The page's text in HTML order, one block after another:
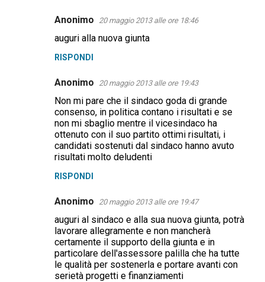
Anonimo 20 maggio 2013 alle ore 18:46
auguri alla nuova giunta
RISPONDI
Anonimo 20 maggio 2013 alle ore 19:43
Non mi pare che il sindaco goda di grande
consenso, in politica contano i risultati e se
non mi sbaglio mentre il vicesindaco ha
ottenuto con il suo partito ottimi risultati, i
candidati sostenuti dal sindaco hanno avuto
risultati molto deludenti
RISPONDI
Anonimo 20 maggio 2013 alle ore 19:47
auguri al sindaco e alla sua nuova giunta, potrà
lavorare allegramente e non mancherà
certamente il supporto della giunta e in
particolare dell'assessore palilla che ha tutte
le qualità per sostenerla e portare avanti con
serietà progetti e finanziamenti